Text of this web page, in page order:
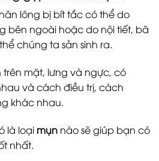
lông bị bít tắc có thể do
bên ngoài hoặc do nội tiết, bã
chúng ta sản sinh ra.
mặt, lưng và ngực, có
và cách điều trị, cách
khác nhau.
là loại mụn nào sẽ giúp bạn có
nhất.